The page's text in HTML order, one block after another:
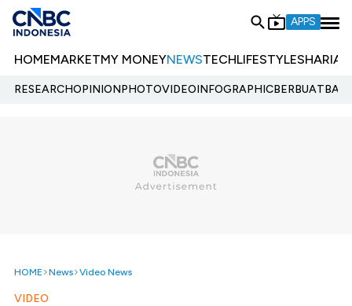
APPS
HOMEMARKETMY MONEYNEWSTECHLIFESTYLESHARIA
RESEARCHOPINIONPHOTOVIDEOINFOGRAPHIC
HOME News Video News
VIDEO